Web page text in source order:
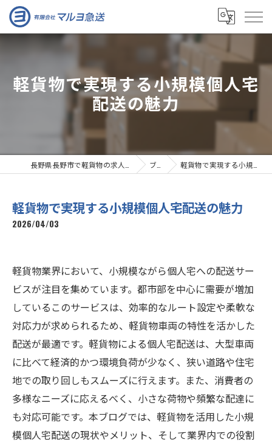
軽貨物で実現する小規模個人宅
配送の魅力
ブログ 軽貨物で実現する小規模個人宅配送の魅力
軽貨物で実現する小規模個人宅配送の魅力
2026/04/03
軽貨物業界において、小規模ながら個人宅への配送サー
ビスが注目を集めています。都市部を中心に需要が増加
しているこのサービスは、効率的なルート設定や柔軟な
対応力が求められるため、軽貨物車両の特性を活かした
配送が最適です。軽貨物による個人宅配送は、大型車両
に比べて経済的かつ環境負荷が少なく、狭い道路や住宅
地での取り回しもスムーズに行えます。また、消費者の
多様なニーズに応えるべく、小さな荷物や頻繁な配達に
も対応可能です。本ブログでは、軽貨物を活用した小規
模個人宅配送の現状やメリット、そして業界内での役割